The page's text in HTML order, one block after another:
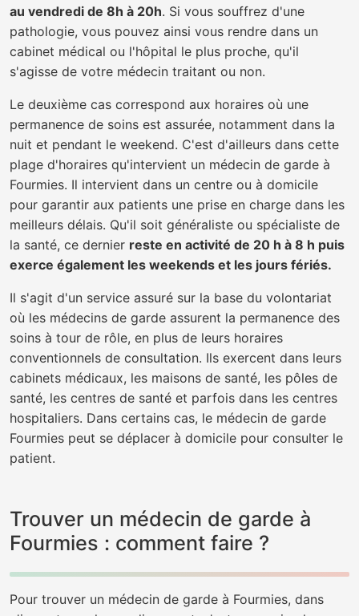
au vendredi de 8h à 20h. Si vous souffrez d'une
pathologie, vous pouvez ainsi vous rendre dans un
cabinet médical ou l'hôpital le plus proche, qu'il
s'agisse de votre médecin traitant ou non.
Le deuxième cas correspond aux horaires où une
permanence de soins est assurée, notamment dans la
nuit et pendant le weekend. C'est d'ailleurs dans cette
plage d'horaires qu'intervient un médecin de garde à
Fourmies. Il intervient dans un centre ou à domicile
pour garantir aux patients une prise en charge dans les
meilleurs délais. Qu'il soit généraliste ou spécialiste de
la santé, ce dernier reste en activité de 20 h à 8 h puis
exerce également les weekends et les jours fériés.
Il s'agit d'un service assuré sur la base du volontariat
où les médecins de garde assurent la permanence des
soins à tour de rôle, en plus de leurs horaires
conventionnels de consultation. Ils exercent dans leurs
cabinets médicaux, les maisons de santé, les pôles de
santé, les centres de santé et parfois dans les centres
hospitaliers. Dans certains cas, le médecin de garde
Fourmies peut se déplacer à domicile pour consulter le
patient.
Trouver un médecin de garde à
Fourmies : comment faire ?
Pour trouver un médecin de garde à Fourmies, dans